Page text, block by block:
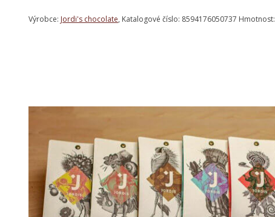
Výrobce: Jordi's chocolate, Katalogové číslo: 8594176050737 Hmotnost: